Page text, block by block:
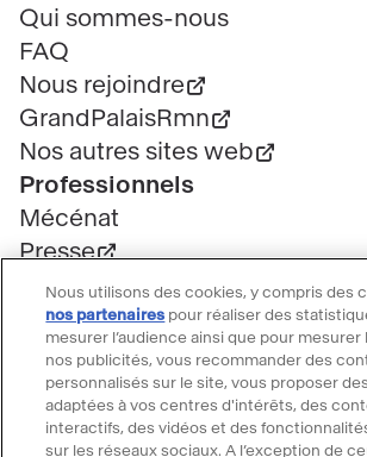
de
page
Qui sommes-nous
FAQ
Nous rejoindre
GrandPalaisRmn
Nos autres sites web
Professionnels
Mécénat
Presse
Marchés publics
Location d'espaces
Billetterie
Billetterie groupe
Service client
FAQ Billetterie
Nous utilisons des cookies, y compris des
nos partenaires pour réaliser des
mesurer l’audience ainsi que pour mesurer
nos publicités, vous recommander des
personnalisés sur le site, vous proposer
adaptées à vos centres d'intérêts, des
interactifs, des vidéos et des
sur les réseaux sociaux. A l’exception de